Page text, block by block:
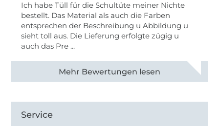
Ich habe Tüll für die Schultüte meiner Nichte
bestellt. Das Material als auch die Farben
entsprechen der Beschreibung u Abbildung u
sieht toll aus. Die Lieferung erfolgte zügig u
auch das Pre ...
Alle 82950 Bewertungen ansehen
Service